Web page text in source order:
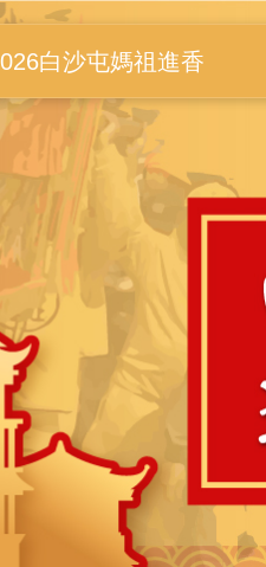
錄
白沙屯媽祖進香